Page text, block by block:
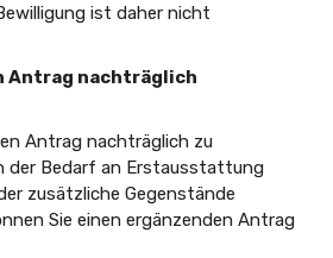
ist daher nicht
Antrag nachträglich
Antrag nachträglich zu
der Bedarf an Erstausstattung
zusätzliche Gegenstände
Sie einen ergänzenden Antrag